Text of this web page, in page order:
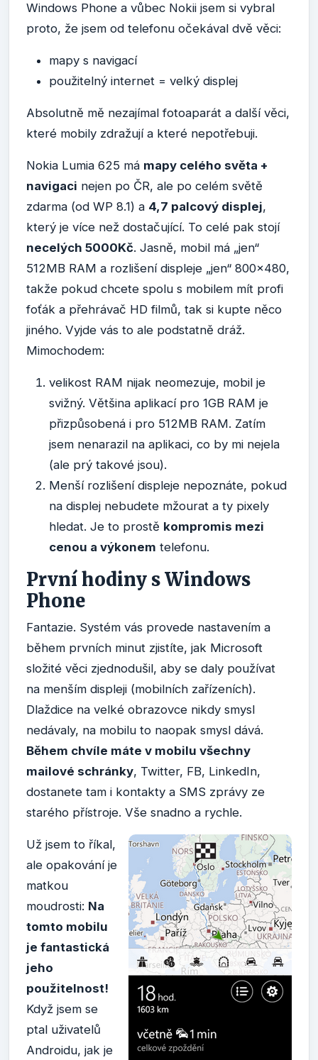
Windows Phone a vůbec Nokii jsem si vybral
proto, že jsem od telefonu očekával dvě věci:
mapy s navigací
použitelný internet = velký displej
Absolutně mě nezajímal fotoaparát a další věci,
které mobily zdražují a které nepotřebuji.
Nokia Lumia 625 má mapy celého světa +
navigaci nejen po ČR, ale po celém světě
zdarma (od WP 8.1) a 4,7 palcový displej,
který je více než dostačující. To celé pak stojí
necelých 5000Kč. Jasně, mobil má „jen“
512MB RAM a rozlišení displeje „jen“ 800×480,
takže pokud chcete spolu s mobilem mít profi
foťák a přehrávač HD filmů, tak si kupte něco
jiného. Vyjde vás to ale podstatně dráž.
Mimochodem:
velikost RAM nijak neomezuje, mobil je
svižný. Většina aplikací pro 1GB RAM je
přizpůsobená i pro 512MB RAM. Zatím
jsem nenarazil na aplikaci, co by mi nejela
(ale prý takové jsou).
Menší rozlišení displeje nepoznáte, pokud
na displej nebudete mžourat a ty pixely
hledat. Je to prostě kompromis mezi
cenou a výkonem telefonu.
První hodiny s Windows
Phone
Fantazie. Systém vás provede nastavením a
během prvních minut zjistíte, jak Microsoft
složité věci zjednodušil, aby se daly používat
na menším displeji (mobilních zařízeních).
Dlaždice na velké obrazovce nikdy smysl
nedávaly, na mobilu to naopak smysl dává.
Během chvíle máte v mobilu všechny
mailové schránky, Twitter, FB, LinkedIn,
dostanete tam i kontakty a SMS zprávy ze
starého přístroje. Vše snadno a rychle.
Už jsem to říkal,
ale opakování je
matkou
moudrosti: Na
tomto mobilu
je fantastická
jeho
použitelnost!
Když jsem se
ptal uživatelů
Androidu, jak je